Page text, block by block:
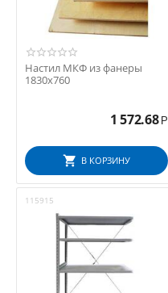
Настил МКФ из фанеры
1830х760
1 572.68 Р
В КОРЗИНУ
115915